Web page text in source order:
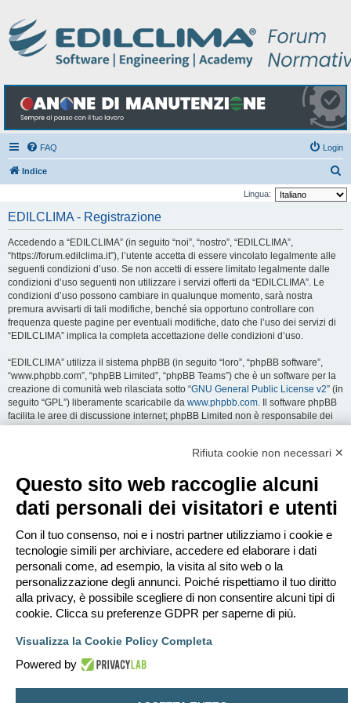
FAQ Login
Indice
e
Lingua:
EDILCLIMA - Registrazione
Accedendo a “EDILCLIMA” (in seguito “noi”, “nostro”, “EDILCLIMA”,
“https://forum.edilclima.it”), l’utente accetta di essere vincolato legalmente alle
seguenti condizioni d’uso. Se non accetti di essere limitato legalmente dalle
condizioni d’uso seguenti non utilizzare i servizi offerti da “EDILCLIMA”. Le
condizioni d’uso possono cambiare in qualunque momento, sarà nostra
premura avvisarti di tali modifiche, benché sia opportuno controllare con
frequenza queste pagine per eventuali modifiche, dato che l’uso dei servizi di
“EDILCLIMA” implica la completa accettazione delle condizioni d’uso.
“EDILCLIMA” utilizza il sistema phpBB (in seguito “loro”, “phpBB software”,
“www.phpbb.com”, “phpBB Limited”, “phpBB Teams”) che è un software per la
creazione di comunità web rilasciata sotto “GNU General Public License v2” (in
seguito “GPL”) liberamente scaricabile da www.phpbb.com . Il software phpBB
facilita le aree di discussione internet; phpBB Limited non è responsabile dei
contenuti e della gestione. Per ulteriori informazioni su phpBB:
minaccia, messaggio a sfondo sessuale, o qualsiasi altro tipo di materiale che
può violare una qualsiasi Legge del proprio Stato, o dello Stato dove
“EDILCLIMA” è ospitato, o di una Legge internazionale. Fare ciò porta
all’immediato e permanente divieto di accesso, con notifica al tuo provider
Internet se è ritenuto da noi opportuno. Tutti gli indirizzi IP sono registrati per
salvaguardare e rinforzare queste condizioni. Accetti che “EDILCLIMA” abbia il
diritto di rimuovere, riscrivere, spostare o chiudere qualsiasi argomento in
qualsiasi momento lo ritenga necessario. Come fruitore di questo servizio,
accetti che ogni informazione (dato personale) tu abbia inviato sia conservata
in un database. Al contempo queste informazioni non saranno divulgate a
nessuno senza il tuo consenso, né “EDILCLIMA” o phpBB sono da ritenersi
queste informazioni.
Rifiuta cookie non necessari ✕
Questo sito web raccoglie alcuni
dati personali dei visitatori e utenti
Con il tuo consenso, noi e i nostri partner utilizziamo i cookie e
tecnologie simili per archiviare, accedere ed elaborare i dati
personali come, ad esempio, la visita al sito web o la
personalizzazione degli annunci. Poiché rispettiamo il tuo diritto
alla privacy, è possibile scegliere di non consentire alcuni tipi di
cookie. Clicca su preferenze GDPR per saperne di più.
Visualizza la Cookie Policy Completa
Powered by